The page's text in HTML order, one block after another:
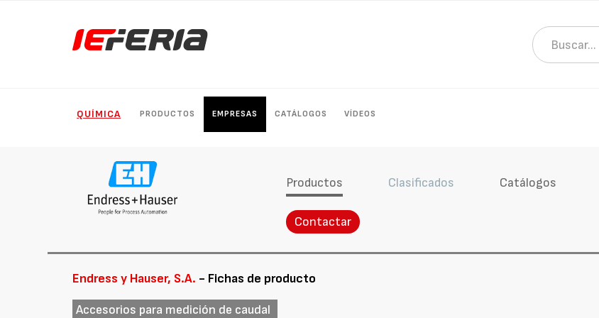
QUÍMICA PRODUCTOS EMPRESAS CATÁLOGOS VÍDEOS
Productos Clasificados Catálogos
Contactar
Endress y Hauser, S.A. - Fichas de producto
Accesorios para medición de caudal